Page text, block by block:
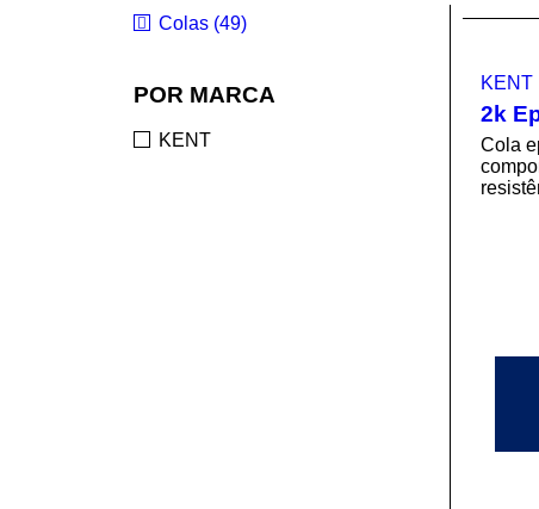
Colas (49)
POR MARCA
KENT
KENT
2k
Cola